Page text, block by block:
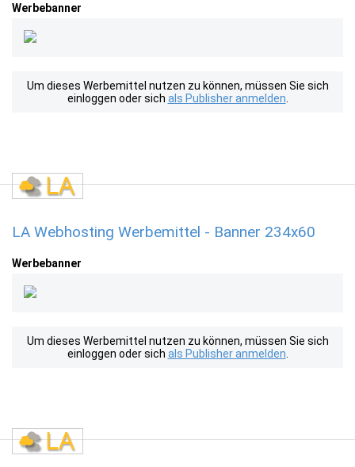
Werbebanner
Um dieses Werbemittel nutzen zu können, müssen Sie sich
einloggen oder sich als Publisher anmelden
LA Webhosting Werbemittel - Banner 234x60
Werbebanner
Um dieses Werbemittel nutzen zu können, müssen Sie sich
einloggen oder sich als Publisher anmelden